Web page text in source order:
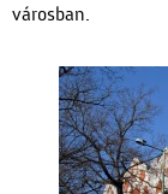
városban.